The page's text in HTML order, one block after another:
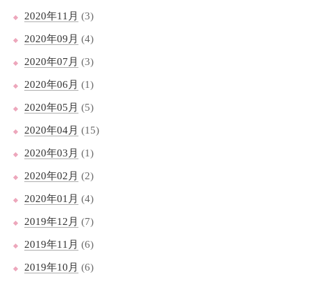
2020年11月 (3)
2020年09月 (4)
2020年07月 (3)
2020年06月 (1)
2020年05月 (5)
2020年04月 (15)
2020年03月 (1)
2020年02月 (2)
2020年01月 (4)
2019年12月 (7)
2019年11月 (6)
2019年10月 (6)